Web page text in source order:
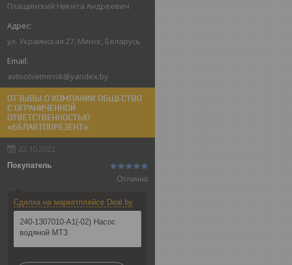
Плащинский Никита Андреевич
ул. Украинская 27, Минск, Беларусь
avtootvetminsk@yandex.by
ОТЗЫВЫ О КОМПАНИИ ОБЩЕСТВО
С ОГРАНИЧЕННОЙ
ОТВЕТСТВЕННОСТЬЮ
«БЕЛАВТОПРЕЗЕНТ»
22.10.2022
Покупатель
Отлично
Сделка на маркетплейсе Deal.by
240-1307010-А1(-02) Насос
водяной МТЗ